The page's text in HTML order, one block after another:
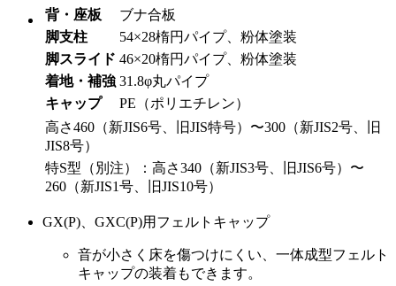
背・座板
ブナ合板
脚支柱
54×28楕円パイプ、粉体塗装
脚スライド 46×20楕円パイプ、粉体塗装
着地・補強 31.8φ丸パイプ
キャップ
PE（ポリエチレン）
高さ460（新JIS6号、旧JIS特号）〜300（新JIS2号、旧
JIS8号）
特S型（別注）：高さ340（新JIS3号、旧JIS6号）〜
260（新JIS1号、旧JIS10号）
GX(P)、GXC(P)用フェルトキャップ
音が小さく床を傷つけにくい、一体成型フェルト
キャップの装着もできます。